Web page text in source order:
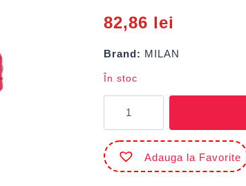
82,86 lei
Brand: MILAN
În stoc
Cutie
alimente
1.2L
Tritan
roșie
Adauga la Favorite